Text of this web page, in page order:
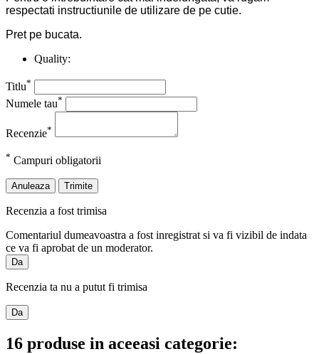
respectati instructiunile de utilizare de pe cutie.
Pret pe bucata.
Quality:
Titlu*
Numele tau*
Recenzie*
* Campuri obligatorii
Anuleaza Trimite
Recenzia a fost trimisa
Comentariul dumeavoastra a fost inregistrat si va fi vizibil de indata
ce va fi aprobat de un moderator.
Da
Recenzia ta nu a putut fi trimisa
Da
16 produse in aceeasi categorie: